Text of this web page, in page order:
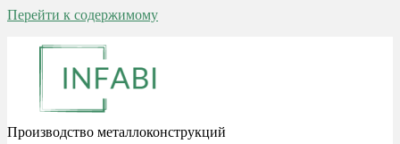
Перейти к содержимому
Производство металлоконструкций